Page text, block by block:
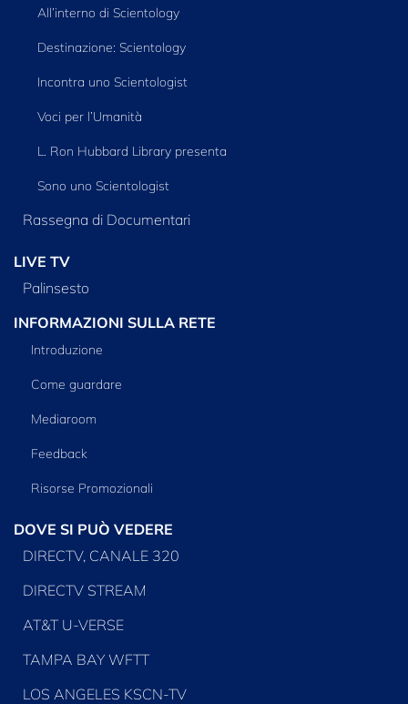
All’interno di Scientology
Destinazione: Scientology
Incontra uno Scientologist
Voci per l’Umanità
L. Ron Hubbard Library presenta
Sono uno Scientologist
Rassegna di Documentari
LIVE TV
Palinsesto
INFORMAZIONI SULLA RETE
Introduzione
Come guardare
Mediaroom
Feedback
Risorse Promozionali
DOVE SI PUÒ VEDERE
DIRECTV, CANALE 320
DIRECTV STREAM
AT&T U-VERSE
TAMPA BAY WFTT
LOS ANGELES KSCN-TV